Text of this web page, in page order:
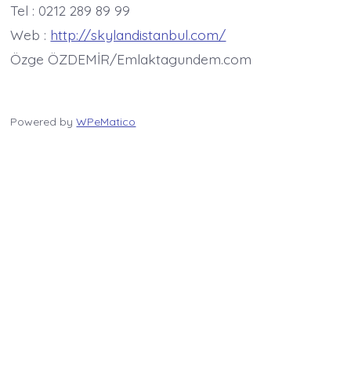
Tel : 0212 289 89 99
Web : http://skylandistanbul.com/
Özge ÖZDEMİR/Emlaktagundem.com
Powered byWPeMatico